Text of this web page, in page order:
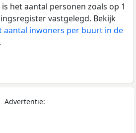
het aantal personen zoals op 1
vastgelegd. Bekijk
aantal inwoners per buurt in de
.
Advertentie: